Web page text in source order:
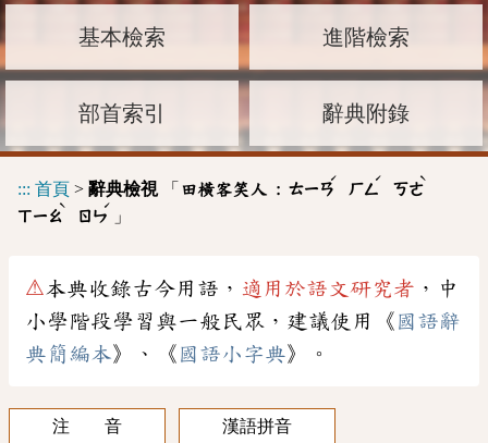
基本檢索 進階檢索
部首索引 辭典附錄
::: 首頁 > 辭典檢視「 田橫客笑人 : ㄊㄧㄢ
ˊ
ㄏㄥ
ˊ
ㄎㄜ
ˋ
ㄒㄧㄠ
ˋ
ㄖㄣ
ˊ
」
⚠本典收錄古今用語， 適用於語文研究者 ，中
小學階段學習與一般民眾，建議使用《 國語辭
典簡編本》、《 國語小字典》。
注 音
漢語拼音